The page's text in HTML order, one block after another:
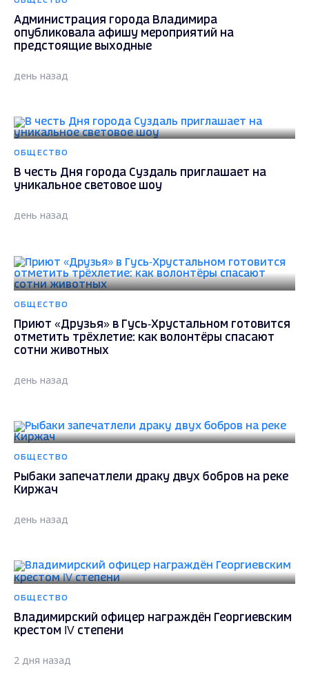
Администрация города Владимира
опубликовала афишу мероприятий на
предстоящие выходные
день назад
ОБЩЕСТВО
В честь Дня города Суздаль приглашает на
уникальное световое шоу
день назад
ОБЩЕСТВО
Приют «Друзья» в Гусь‑Хрустальном готовится
отметить трёхлетие: как волонтёры спасают
сотни животных
день назад
ОБЩЕСТВО
Рыбаки запечатлели драку двух бобров на реке
Киржач
день назад
ОБЩЕСТВО
Владимирский офицер награждён Георгиевским
крестом IV степени
2 дня назад